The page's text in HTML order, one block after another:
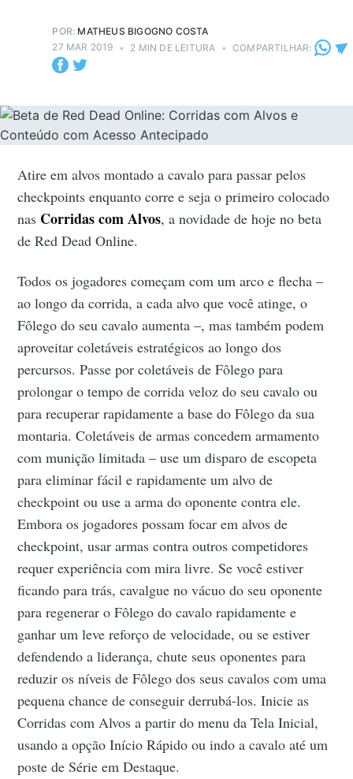
POR: MATHEUS BIGOGNO COSTA
27 MAR 2019 • 2 MIN DE LEITURA • COMPARTILHAR:
Atire em alvos montado a cavalo para passar pelos
checkpoints enquanto corre e seja o primeiro colocado
nas Corridas com Alvos, a novidade de hoje no beta
de Red Dead Online.
Todos os jogadores começam com um arco e flecha –
ao longo da corrida, a cada alvo que você atinge, o
Fôlego do seu cavalo aumenta –, mas também podem
aproveitar coletáveis estratégicos ao longo dos
percursos. Passe por coletáveis de Fôlego para
prolongar o tempo de corrida veloz do seu cavalo ou
para recuperar rapidamente a base do Fôlego da sua
montaria. Coletáveis de armas concedem armamento
com munição limitada – use um disparo de escopeta
para eliminar fácil e rapidamente um alvo de
checkpoint ou use a arma do oponente contra ele.
Embora os jogadores possam focar em alvos de
checkpoint, usar armas contra outros competidores
requer experiência com mira livre. Se você estiver
ficando para trás, cavalgue no vácuo do seu oponente
para regenerar o Fôlego do cavalo rapidamente e
ganhar um leve reforço de velocidade, ou se estiver
defendendo a liderança, chute seus oponentes para
reduzir os níveis de Fôlego dos seus cavalos com uma
pequena chance de conseguir derrubá-los. Inicie as
Corridas com Alvos a partir do menu da Tela Inicial,
usando a opção Início Rápido ou indo a cavalo até um
poste de Série em Destaque.